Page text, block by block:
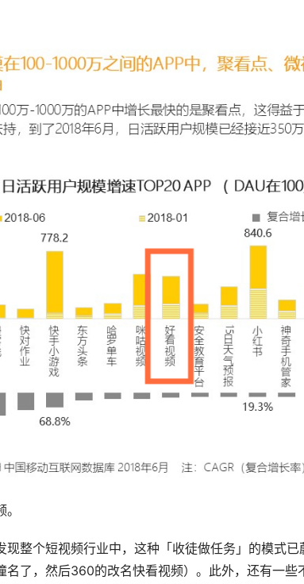
整个短视频行业中，这种「收徒做任务」的模式已
了，然后360的改名快看视频）。此外，还有一些